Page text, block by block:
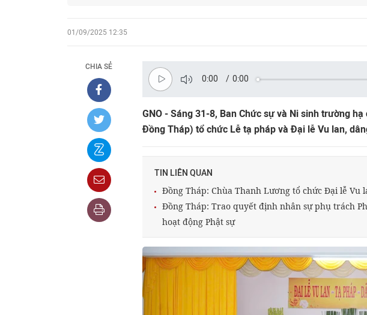
01/09/2025 12:35
CHIA SẺ
0:00 / 0:00
GNO - Sáng 31-8, Ban Chức sự và Ni sinh trường
Đồng Tháp) tổ chức Lễ tạ pháp và Đại lễ Vu lan,
TIN LIÊN QUAN
Đồng Tháp: Chùa Thanh Lương tổ chức Đại lễ Vu
Đồng Tháp: Trao quyết định nhân sự phụ trách
hoạt động Phật sự